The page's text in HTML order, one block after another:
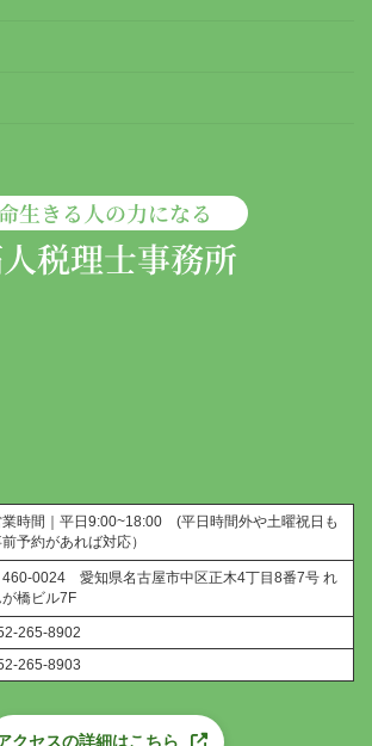
業時間｜平日9:00~18:00 (平日時間外や土曜祝日も
予約があれば対応）
460-0024 愛知県名古屋市中区正木4丁目8番7号 れ
が橋ビル7F
265-8902
265-8903
クセスの詳細はこちら